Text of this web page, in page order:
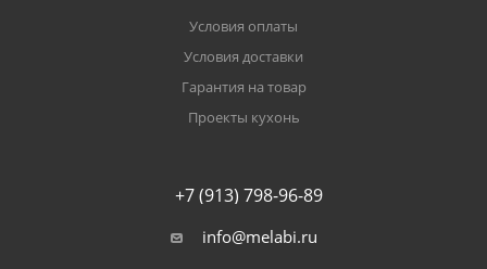
Условия оплаты
Условия доставки
Гарантия на товар
Проекты кухонь
+7 (913) 798-96-89
info@melabi.ru